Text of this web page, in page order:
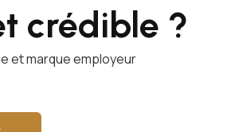
crédible ?
et marque employeur